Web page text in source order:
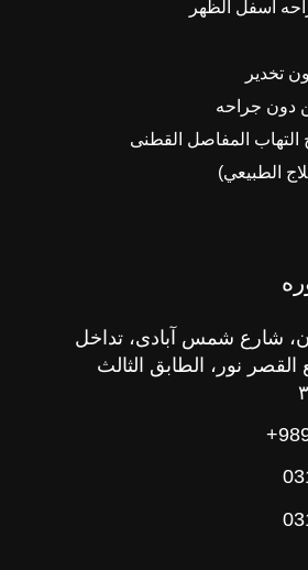
أسفل الظهر
تخدیر
دون جراحه
التهاب المفاصل القطنی
شارع شمس آبادی، تداخل
نور، الطابق الثالث